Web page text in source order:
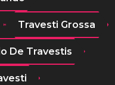
Travesti Grossa
De Travestis